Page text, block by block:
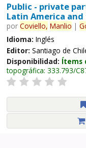
Public - private
Latin America
por Coviello, Manlio |
Idioma: Inglés
Editor: Santiago de
Disponibilidad: Ítems
topográfica: 333.793/